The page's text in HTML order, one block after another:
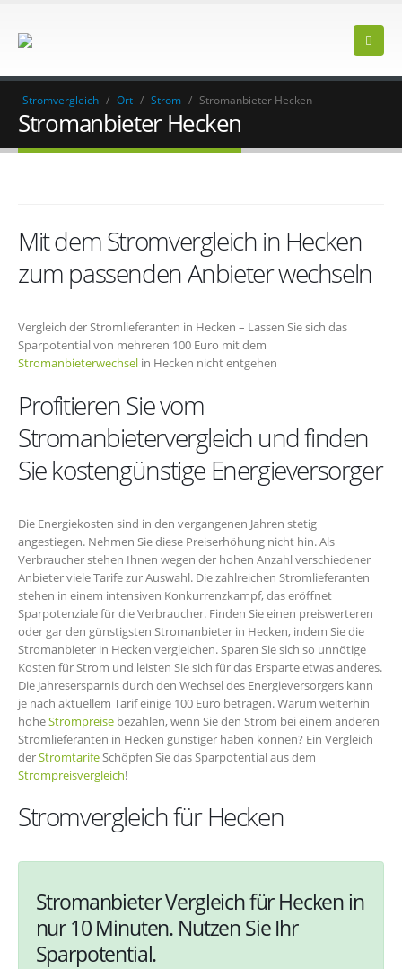
Stromvergleich / Ort / Strom / Stromanbieter Hecken
Stromanbieter Hecken
Mit dem Stromvergleich in Hecken
zum passenden Anbieter wechseln
Vergleich der Stromlieferanten in Hecken – Lassen Sie sich das
Sparpotential von mehreren 100 Euro mit dem
Stromanbieterwechsel in Hecken nicht entgehen
Profitieren Sie vom
Stromanbietervergleich und finden
Sie kostengünstige Energieversorger
Die Energiekosten sind in den vergangenen Jahren stetig
angestiegen. Nehmen Sie diese Preiserhöhung nicht hin. Als
Verbraucher stehen Ihnen wegen der hohen Anzahl verschiedener
Anbieter viele Tarife zur Auswahl. Die zahlreichen Stromlieferanten
stehen in einem intensiven Konkurrenzkampf, das eröffnet
Sparpotenziale für die Verbraucher. Finden Sie einen preiswerteren
oder gar den günstigsten Stromanbieter in Hecken, indem Sie die
Stromanbieter in Hecken vergleichen. Sparen Sie sich so unnötige
Kosten für Strom und leisten Sie sich für das Ersparte etwas anderes.
Die Jahresersparnis durch den Wechsel des Energieversorgers kann
je nach aktuellem Tarif einige 100 Euro betragen. Warum weiterhin
hoheStrompreise bezahlen, wenn Sie den Strom bei einem anderen
Stromlieferanten in Hecken günstiger haben können? Ein Vergleich
derStromtarife Schöpfen Sie das Sparpotential aus dem
Strompreisvergleich!
Stromvergleich für Hecken
Stromanbieter Vergleich für Hecken in
nur 10 Minuten. Nutzen Sie Ihr
Sparpotential.